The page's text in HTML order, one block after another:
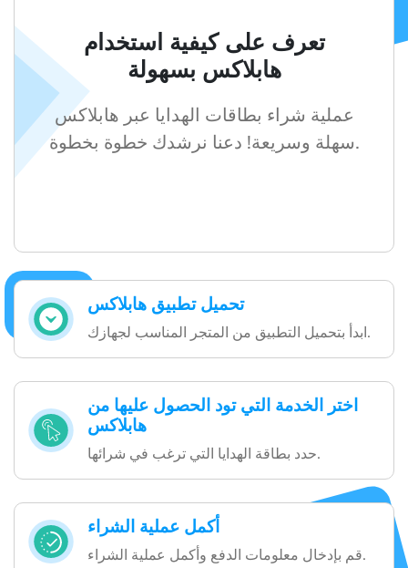
تحميل تطبيق هابلاكس
ابدأ بتحميل التطبيق من المتجر المناسب لجهازك.
اختر الخدمة التي تود الحصول عليها من
هابلاكس
حدد بطاقة الهدايا التي ترغب في شرائها.
أكمل عملية الشراء
قم بإدخال معلومات الدفع وأكمل عملية الشراء.
تعرف على كيفية استخدام
هابلاكس بسهولة
عملية شراء بطاقات الهدايا عبر هابلاكس
سهلة وسريعة! دعنا نرشدك خطوة بخطوة.